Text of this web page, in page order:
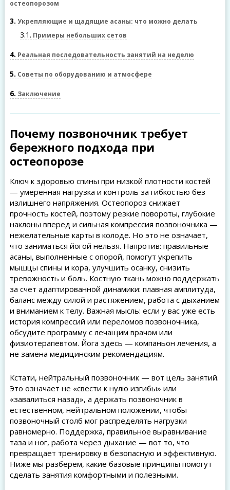
остеопорозом
3 Укрепляющие и щадящие асаны: что можно делать
3.1 Примеры небольших сетов
4 Реальная последовательность занятий на неделю
5 Советы по оборудованию и атмосфере
6 Заключение
Почему позвоночник требует
бережного подхода при
остеопорозе
Ключ к здоровью спины при низкой плотности костей
— умеренная нагрузка и контроль за гибкостью без
излишнего напряжения. Остеопороз снижает
прочность костей, поэтому резкие повороты, глубокие
наклоны вперед и сильная компрессия позвоночника —
нежелательные карты в колоде. Но это не означает,
что заниматься йогой нельзя. Напротив: правильные
асаны, выполненные с опорой, помогут укрепить
мышцы спины и кора, улучшить осанку, снизить
тревожность и боль. Костную ткань можно поддержать
за счет адаптированной динамики: плавная амплитуда,
баланс между силой и растяжением, работа с дыханием
и вниманием к телу. Важная мысль: если у вас уже есть
история компрессий или переломов позвоночника,
обсудите программу с лечащим врачом или
физиотерапевтом. Йога здесь — компаньон лечения, а
не замена медицинским рекомендациям.
Кстати, нейтральный позвоночник — вот цель занятий.
Это означает не «свести к нулю изгибы» или
«завалиться назад», а держать позвоночник в
естественном, нейтральном положении, чтобы
позвоночный столб мог распределять нагрузки
равномерно. Поддержка, правильное выравнивание
таза и ног, работа через дыхание — вот то, что
превращает тренировку в безопасную и эффективную.
Ниже мы разберем, какие базовые принципы помогут
сделать занятия комфортными и полезными.